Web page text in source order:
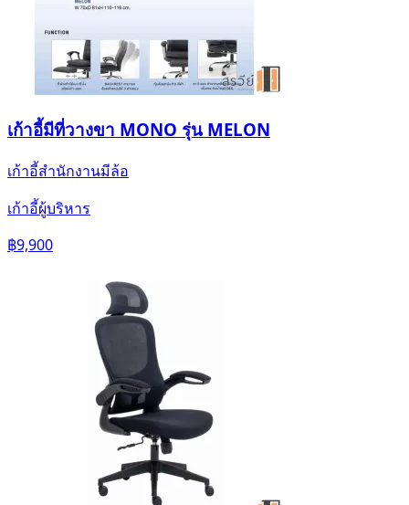
เก้าอี้มีที่วางขา MONO รุ่น MELON
เก้าอี้สำนักงานมีล้อ
เก้าอี้ผู้บริหาร
฿9,900